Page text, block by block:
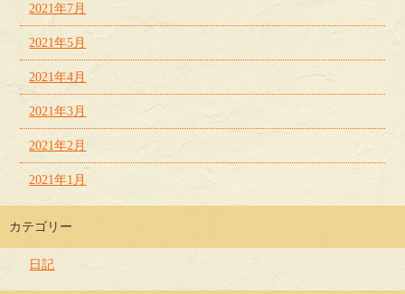
2021年7月
2021年5月
2021年4月
2021年3月
2021年2月
2021年1月
カテゴリー
日記